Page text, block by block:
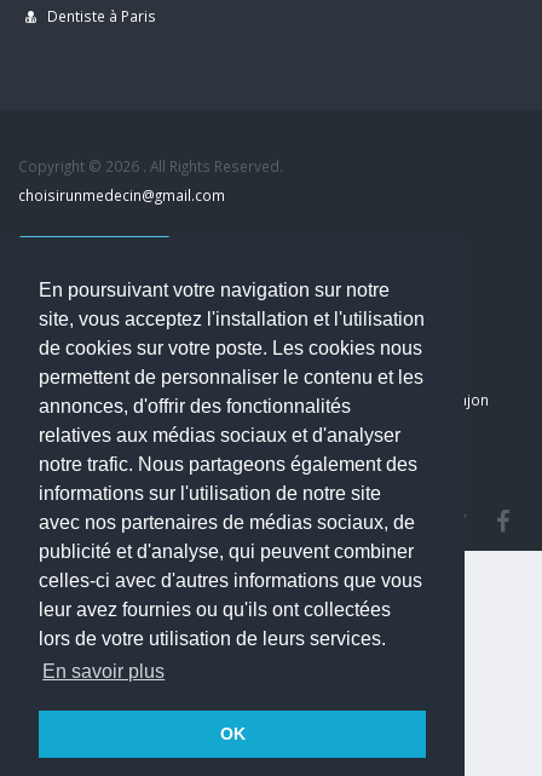
En poursuivant votre navigation sur notre
site, vous acceptez l'installation et l'utilisation
de cookies sur votre poste. Les cookies nous
permettent de personnaliser le contenu et les
annonces, d'offrir des fonctionnalités
relatives aux médias sociaux et d'analyser
notre trafic. Nous partageons également des
informations sur l'utilisation de notre site
avec nos partenaires de médias sociaux, de
publicité et d'analyse, qui peuvent combiner
celles-ci avec d'autres informations que vous
leur avez fournies ou qu'ils ont collectées
lors de votre utilisation de leurs services.
En savoir plus
OK
Dentiste à Paris
Copyright © 2026 . All Rights Reserved.
choisirunmedecin@gmail.com
Accueil
Blog
Mon compte
Dernier avis : PASCAL DELCAMPE, Chirurgien maxillo-faciale à Arpajon
Mentions légales
Politique de confidentialité